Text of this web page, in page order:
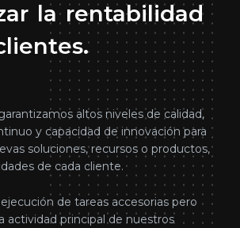
la rentabilidad
altos niveles de calidad,
y capacidad de innovación para
soluciones, recursos o productos,
de cada cliente.
de tareas accesorias pero
actividad principal de nuestros